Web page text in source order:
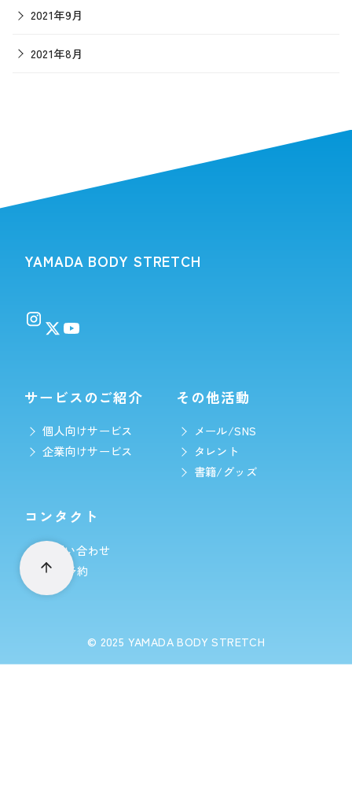
2021年9月
2021年8月
YAMADA BODY STRETCH
サービスのご紹介
個人向けサービス
企業向けサービス
その他活動
メール/SNS
タレント
書籍/グッズ
コンタクト
お問い合わせ
LINE予約
© 2025 YAMADA BODY STRETCH